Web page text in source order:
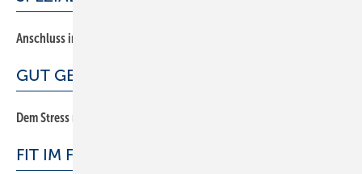
Anschluss im Schacht erstellen
GUT GEMACHT
Dem Stress mit einer Inventur begegnen
FIT IM FACH